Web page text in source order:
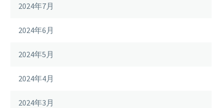
2024年7月
2024年6月
2024年5月
2024年4月
2024年3月